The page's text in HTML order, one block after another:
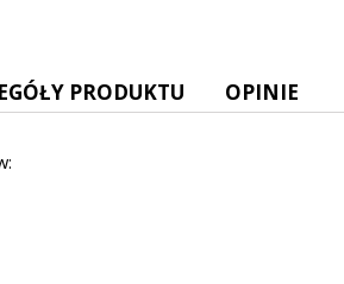
PRODUKTU OPINIE